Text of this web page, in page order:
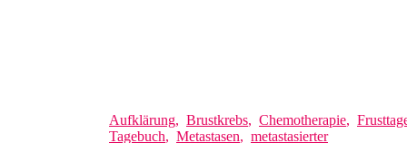
Aufklärung, Brustkrebs, Chemotherapie,
Tagebuch, Metastasen, metastasierter